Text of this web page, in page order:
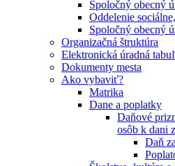
Spoločný obecný
Oddelenie
Spoločný obecný
Organizačná štruktúra
Elektronická úradná
Dokumenty mesta
Ako vybaviť?
Matrika
Dane a poplatky
Daňové
osôb k dani
Daň